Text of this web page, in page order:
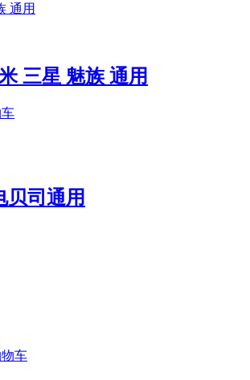
三星 魅族 通用
贝司通用
车